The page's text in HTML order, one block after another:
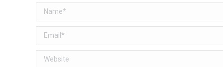
Name *
Email *
Website